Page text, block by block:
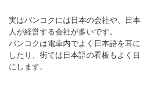
実はバンコクには日本の会社や、日本
人が経営する会社が多いです。
バンコクは電車内でよく日本語を耳に
したり、街では日本語の看板もよく目
にします。